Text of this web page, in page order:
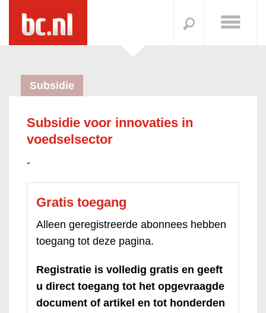
Subsidie
Subsidie voor innovaties in
voedselsector
-
Gratis toegang
Alleen geregistreerde abonnees hebben
toegang tot deze pagina.
Registratie is volledig gratis en geeft
u direct toegang tot het opgevraagde
document of artikel en tot honderden